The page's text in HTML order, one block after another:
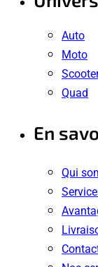
Auto
Moto
Quad
En
Qui